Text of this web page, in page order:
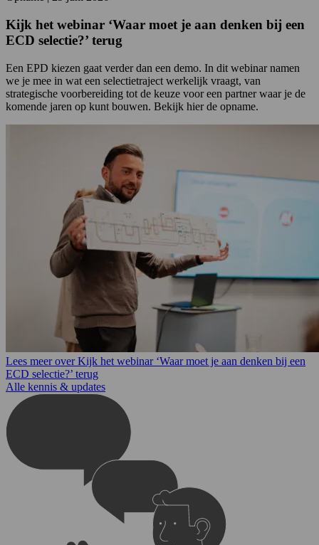
Kijk het webinar ‘Waar moet je aan denken bij een
ECD selectie?’ terug
Een EPD kiezen gaat verder dan een demo. In dit webinar namen
we je mee in wat een selectietraject werkelijk vraagt, van
strategische voorbereiding tot de keuze voor een partner waar je de
komende jaren op kunt bouwen. Bekijk hier de opname.
Lees meer over Kijk het webinar ‘Waar moet je aan denken bij een
ECD selectie?’ terug
Alle kennis & updates